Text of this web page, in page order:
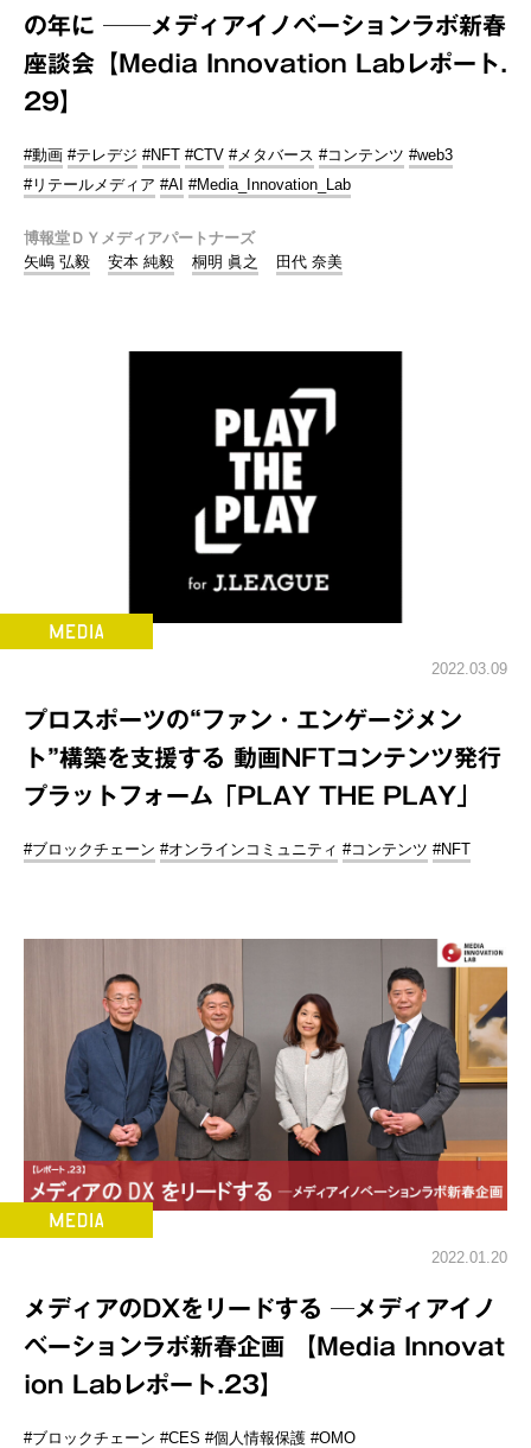
の年に ──メディアイノベーションラボ新春
座談会【Media Innovation Labレポート.
29】
#動画 #テレデジ #NFT #CTV #メタバース #コンテンツ #web3
#リテールメディア #AI #Media_Innovation_Lab
博報堂ＤＹメディアパートナーズ
矢嶋 弘毅
安本 純毅 桐明 眞之 田代 奈美
2022.03.09
プロスポーツの“ファン・エンゲージメン
ト”構築を支援する 動画NFTコンテンツ発行
プラットフォーム「PLAY THE PLAY」
#ブロックチェーン #オンラインコミュニティ #コンテンツ #NFT
2022.01.20
メディアのDXをリードする ─メディアイノ
ベーションラボ新春企画 【Media Innovat
ion Labレポート.23】
#ブロックチェーン #CES #個人情報保護 #OMO